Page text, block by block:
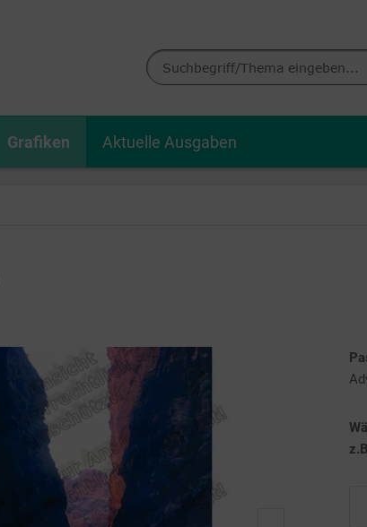
Grafiken Aktuelle Ausgaben